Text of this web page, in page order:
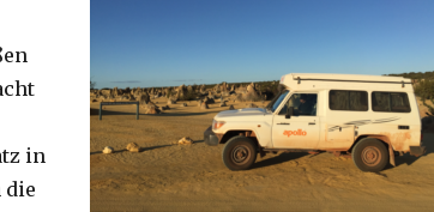
in
die